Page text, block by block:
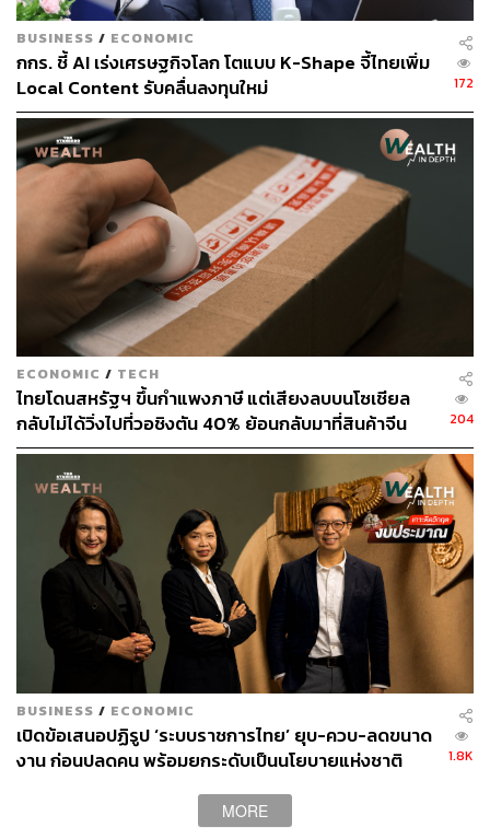
การแพร่กระจายของเชื้อโควิดสายพันธุ์เดลตา อาจทำให้
มาตรการควบคุมการระบาดเข้มงวดเพิ่มขึ้นจนใกล้เคียง
ระดับการล็อกดาวน์ที่เคยเกิดขึ้นเมื่อเดือนเมษายน 2563 ซึ่ง
อาจทำให้ประเทศไทยดำเนินรอยตามประเทศเพื่อนบ้าน เช่น
มาเลเซียและอินโดนีเซีย ที่มีมาตรการควบคุมการทำงานใน
โรงงานการผลิตที่เข้มงวดมากขึ้น นับตั้งแต่การระบาด
ภายในประเทศเพิ่มสูงขึ้นในเดือนมิถุนายนที่ผ่านมา
ชัดเจนว่าการระบาดที่เพิ่มขึ้นของโรคโควิดสายพันธุ์เดล
ตาส่งผลกระทบในเชิงลบต่อเศรษฐกิจไทยในทุกภาค
ส่วน ดังนั้นจึงปฏิเสธไม่ได้ว่าการควบคุมสถานการณ์
การระบาดจึงเป็นประเด็นสำคัญสูงสุดต่อเศรษฐกิจไทย
ที่ภาครัฐและเอกชนควรร่วมมือแก้ไขสถานการณ์ให้เร็ว
ที่สุด อย่างน้อยเพื่อไม่ให้เครื่องยนต์เศรษฐกิจไทยตัว
สุดท้ายอย่างภาคการส่งออกของไทยได้รับผลกระทบ
จากการระบาดของโควิดสายพันธุ์เดลตาครับ
สามารถติดตาม THE STANDARD WEALTH
ผ่านแอปพลิเคชันต่างๆ ที่คุณสะดวกหรือใช้งานอยู่แล้วได้เลย
TAGS: โควิด-19 สายพันธุ์เดลตา เศรษฐกิจไทย
BUSINESS / ECONOMIC
กกร. ชี้ AI เร่งเศรษฐกิจโลก โตแบบ K-Shape จี้ไทยเพิ่ม
Local Content รับคลื่นลงทุนใหม่
172
ECONOMIC / TECH
ไทยโดนสหรัฐฯ ขึ้นกำแพงภาษี แต่เสียงลบบนโซเชียล
กลับไม่ได้วิ่งไปที่วอชิงตัน 40% ย้อนกลับมาที่สินค้าจีน
ราคาถูกที่ทะลักจน SME ไทยสู้ไม่ไหว
204
BUSINESS / ECONOMIC
เปิดข้อเสนอปฏิรูป ‘ระบบราชการไทย’ ยุบ-ควบ-ลดขนาด
งาน ก่อนปลดคน พร้อมยกระดับเป็นนโยบายแห่งชาติ
1.8K
MORE